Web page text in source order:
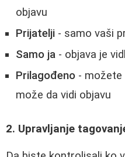
objavu
Prijatelji - samo vaši
Samo ja - objava je
Prilagođeno - možete
može da vidi objavu
2. Upravljanje